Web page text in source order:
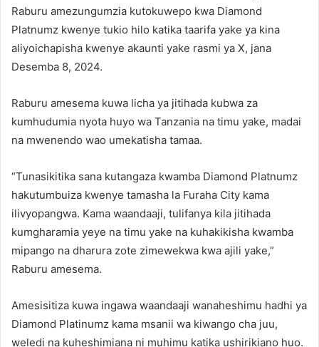
Raburu amezungumzia kutokuwepo kwa Diamond
Platnumz kwenye tukio hilo katika taarifa yake ya kina
aliyoichapisha kwenye akaunti yake rasmi ya X, jana
Desemba 8, 2024.
Raburu amesema kuwa licha ya jitihada kubwa za
kumhudumia nyota huyo wa Tanzania na timu yake, madai
na mwenendo wao umekatisha tamaa.
“Tunasikitika sana kutangaza kwamba Diamond Platnumz
hakutumbuiza kwenye tamasha la Furaha City kama
ilivyopangwa. Kama waandaaji, tulifanya kila jitihada
kumgharamia yeye na timu yake na kuhakikisha kwamba
mipango na dharura zote zimewekwa kwa ajili yake,”
Raburu amesema.
Amesisitiza kuwa ingawa waandaaji wanaheshimu hadhi ya
Diamond Platinumz kama msanii wa kiwango cha juu,
weledi na kuheshimiana ni muhimu katika ushirikiano huo.